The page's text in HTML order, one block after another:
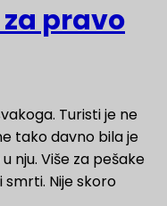
pravo
Turisti je ne
tako davno bila je
nju. Više za pešake
smrti. Nije skoro